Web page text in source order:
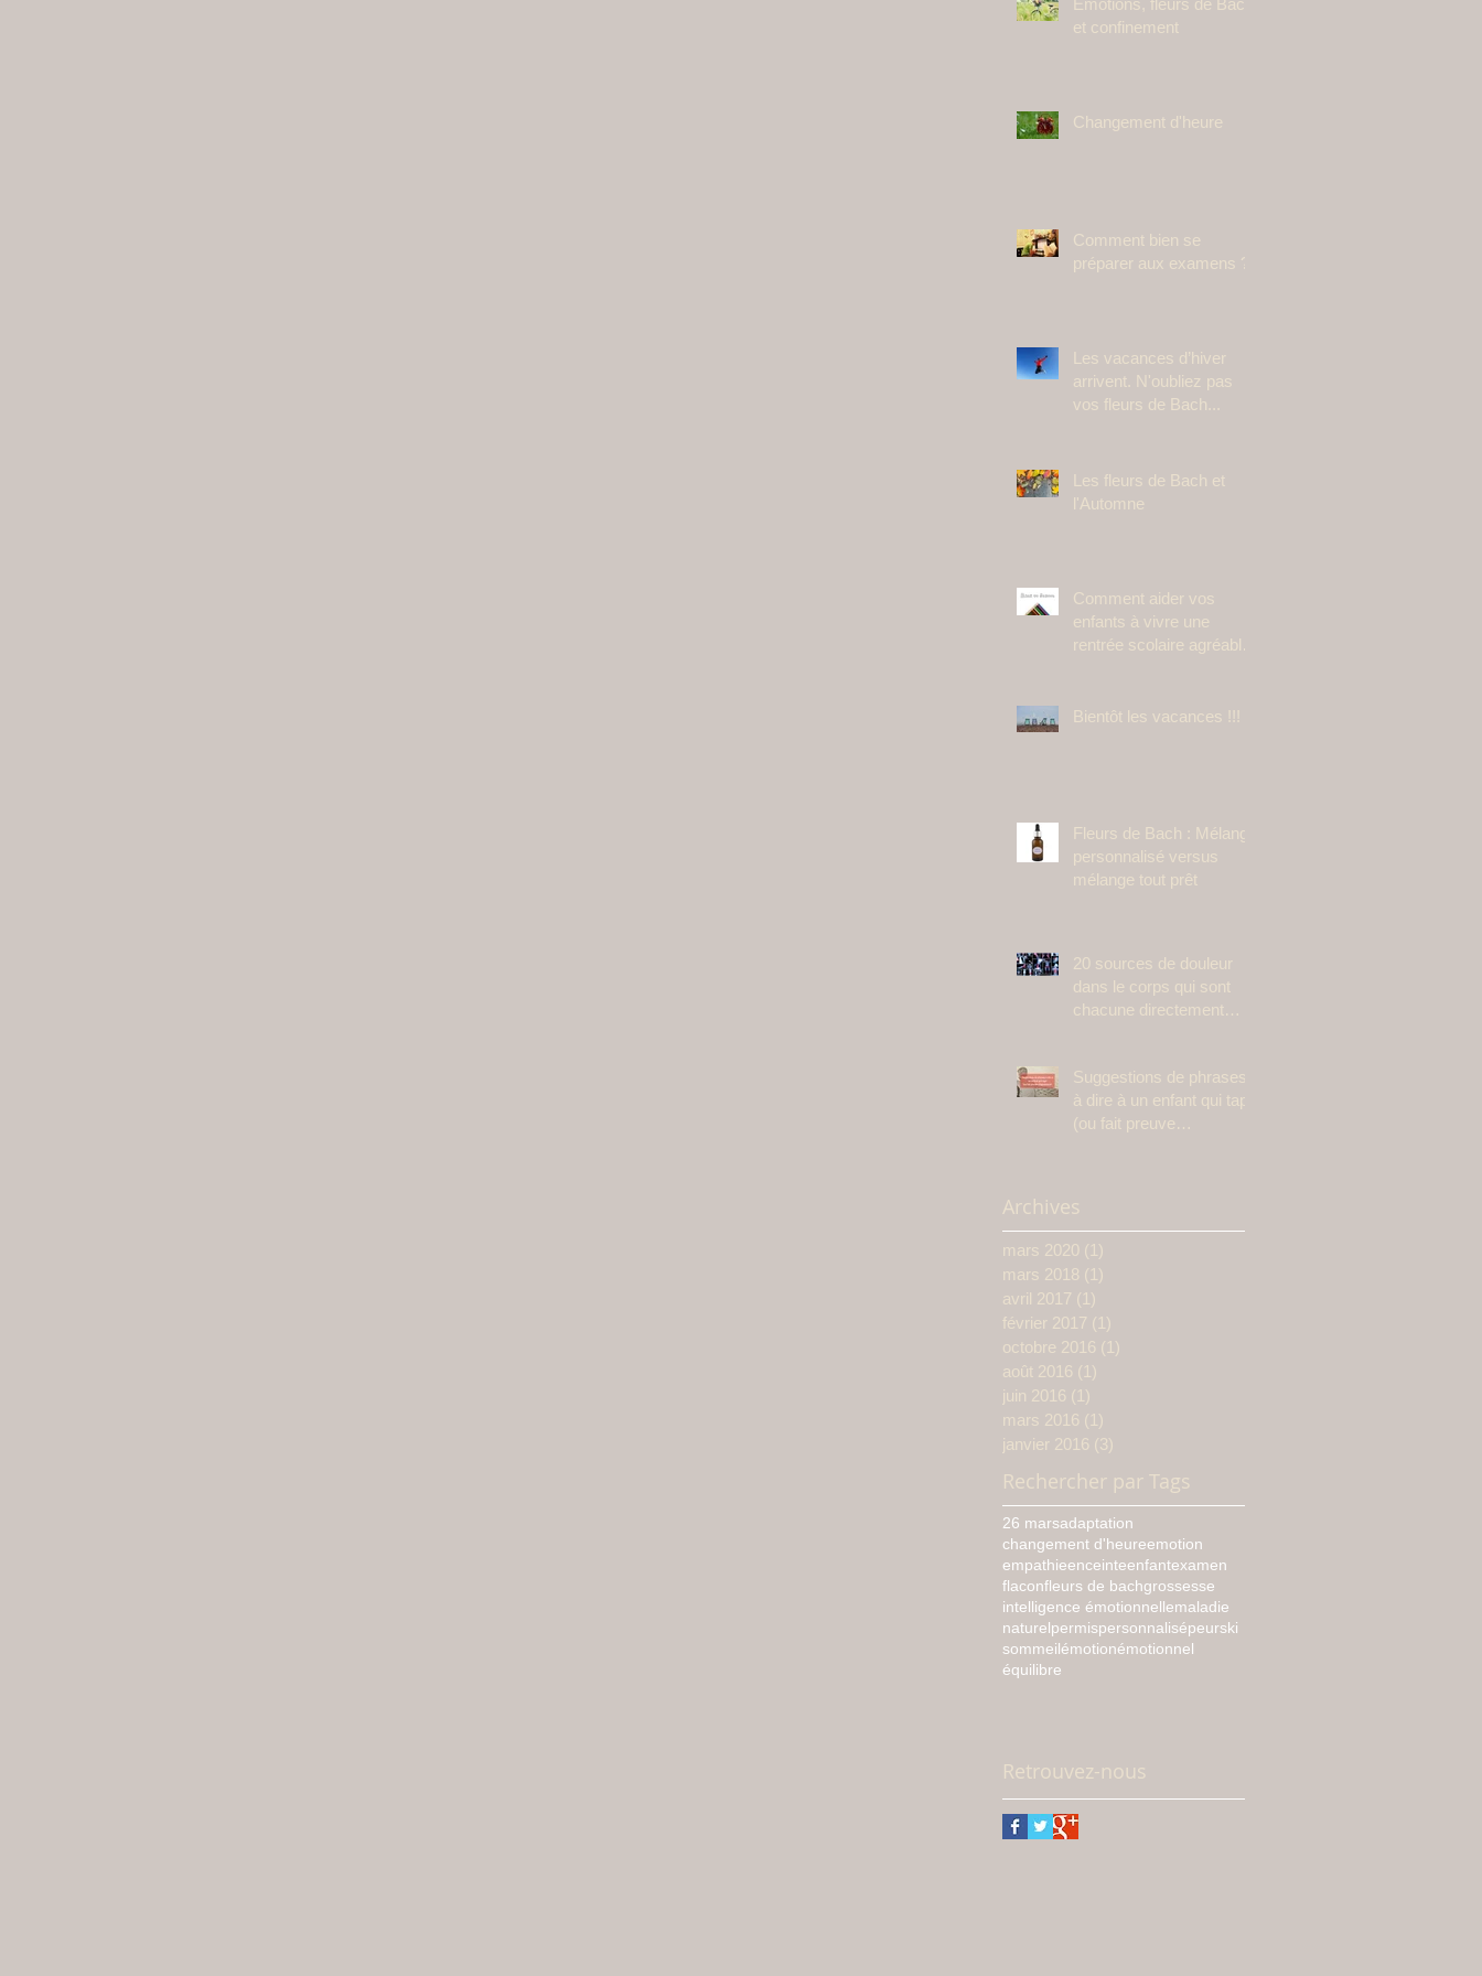
et confinement
Changement d'heure
Comment bien se
préparer aux examens ?
Les vacances d’hiver
arrivent. N'oubliez pas
vos fleurs de Bach...
Les fleurs de Bach et
l'Automne
Comment aider vos
enfants à vivre une
rentrée scolaire agréable
Bientôt les vacances !!!
Fleurs de Bach : Mélange
personnalisé versus
mélange tout prêt
20 sources de douleur
dans le corps qui sont
chacune directement
Suggestions de phrases
à dire à un enfant qui tape
(ou fait preuve
Archives
mars 2020 (1)
mars 2018 (1)
avril 2017 (1)
février 2017 (1)
octobre 2016 (1)
août 2016 (1)
juin 2016 (1)
mars 2016 (1)
janvier 2016 (3)
Rechercher par Tags
26 marsadaptation
changement d'heureemotion
empathieenceinteenfantexamen
flaconfleurs de bachgrossesse
intelligence émotionnellemaladie
naturelpermispersonnalisépeurski
sommeilémotionémotionnel
équilibre
Retrouvez-nous